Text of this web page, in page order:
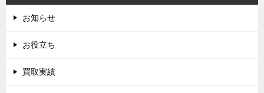
お知らせ
お役立ち
買取実績